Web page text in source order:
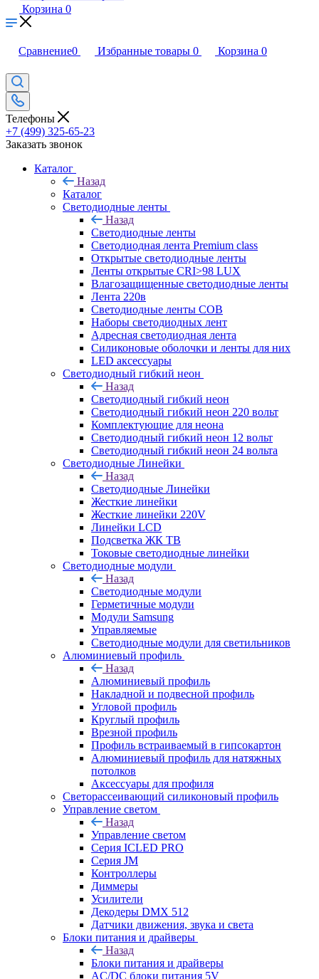
Корзина 0
Сравнение0 Избранные товары 0 Корзина 0
Телефоны
+7 (499) 325-65-23
Заказать звонок
Каталог
Назад
Каталог
Светодиодные ленты
Назад
Светодиодные ленты
Светодиодная лента Premium class
Открытые светодиодные ленты
Ленты открытые CRI>98 LUX
Влагозащищенные светодиодные ленты
Лента 220в
Светодиодные ленты COB
Наборы светодиодных лент
Адресная светодиодная лента
Силиконовые оболочки и ленты для них
LED аксессуары
Светодиодный гибкий неон
Назад
Светодиодный гибкий неон
Светодиодный гибкий неон 220 вольт
Комплектующие для неона
Светодиодный гибкий неон 12 вольт
Светодиодный гибкий неон 24 вольта
Светодиодные Линейки
Назад
Светодиодные Линейки
Жесткие линейки
Жесткие линейки 220V
Линейки LCD
Подсветка ЖК ТВ
Токовые светодиодные линейки
Светодиодные модули
Назад
Светодиодные модули
Герметичные модули
Модули Samsung
Управляемые
Светодиодные модули для светильников
Алюминиевый профиль
Назад
Алюминиевый профиль
Накладной и подвесной профиль
Угловой профиль
Круглый профиль
Врезной профиль
Профиль встраиваемый в гипсокартон
Алюминиевый профиль для натяжных
потолков
Аксессуары для профиля
Светорассеивающий силиконовый профиль
Управление светом
Назад
Управление светом
Серия ICLED PRO
Серия JM
Контроллеры
Диммеры
Усилители
Декодеры DMX 512
Датчики движения, звука и света
Блоки питания и драйверы
Назад
Блоки питания и драйверы
AC/DC блоки питания 5V